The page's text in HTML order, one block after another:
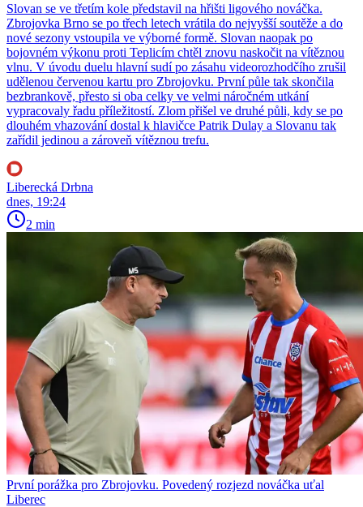
Slovan se ve třetím kole představil na hřišti ligového nováčka.
Zbrojovka Brno se po třech letech vrátila do nejvyšší soutěže a do
nové sezony vstoupila ve výborné formě. Slovan naopak po
bojovném výkonu proti Teplicím chtěl znovu naskočit na vítěznou
vlnu. V úvodu duelu hlavní sudí po zásahu videorozhodčího zrušil
udělenou červenou kartu pro Zbrojovku. První půle tak skončila
bezbrankově, přesto si oba celky ve velmi náročném utkání
vypracovaly řadu příležitostí. Zlom přišel ve druhé půli, kdy se po
dlouhém vhazování dostal k hlavičce Patrik Dulay a Slovanu tak
zařídil jedinou a zároveň vítěznou trefu.
Liberecká Drbna
dnes, 19:24
2 min
První porážka pro Zbrojovku. Povedený rozjezd nováčka uťal
Liberec